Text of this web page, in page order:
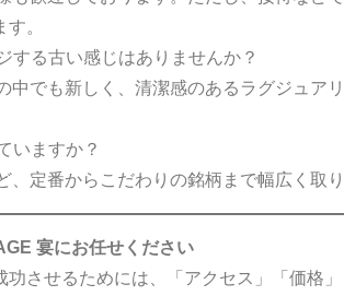
。
する古い感じはありませんか？
中でも新しく、清潔感のあるラグジュア
いますか？
、定番からこだわりの銘柄まで幅広く取
宴にお任せください
功させるためには、「アクセス」「価格